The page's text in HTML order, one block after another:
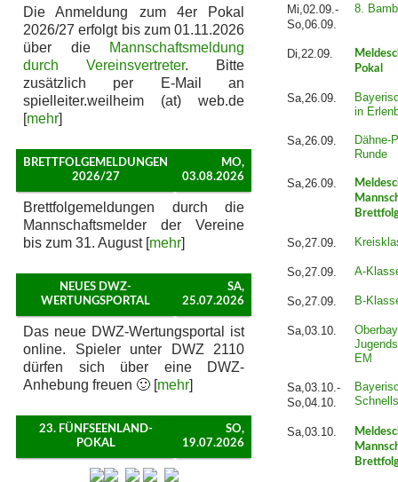
Die Anmeldung zum 4er Pokal
2026/27 erfolgt bis zum 01.11.2026
über die
Mannschaftsmeldung
durch Vereinsvertreter. Bitte
zusätzlich per E-Mail an
spielleiter.weilheim (at) web.de
[mehr]
BRETTFOLGEMELDUNGEN
2026/27
MO,
03.08.2026
Brettfolgemeldungen durch die
Mannschaftsmelder der Vereine
bis zum 31. August [mehr]
NEUES DWZ-
WERTUNGSPORTAL
SA,
25.07.2026
Das neue DWZ-Wertungsportal ist
online. Spieler unter DWZ 2110
dürfen sich über eine DWZ-
Anhebung freuen 🙂 [mehr]
23. FÜNFSEENLAND-
POKAL
SO,
19.07.2026
Mi,02.09.-
So,06.09.
8.
Di,22.09.
Pokal
Sa,26.09.
in
Sa,26.09.
Dähne-
Runde
Sa,26.09.
So,27.09.
So,27.09. A-
So,27.09. B-
Sa,03.10.
EM
Sa,03.10.-
So,04.10.
Sa,03.10.